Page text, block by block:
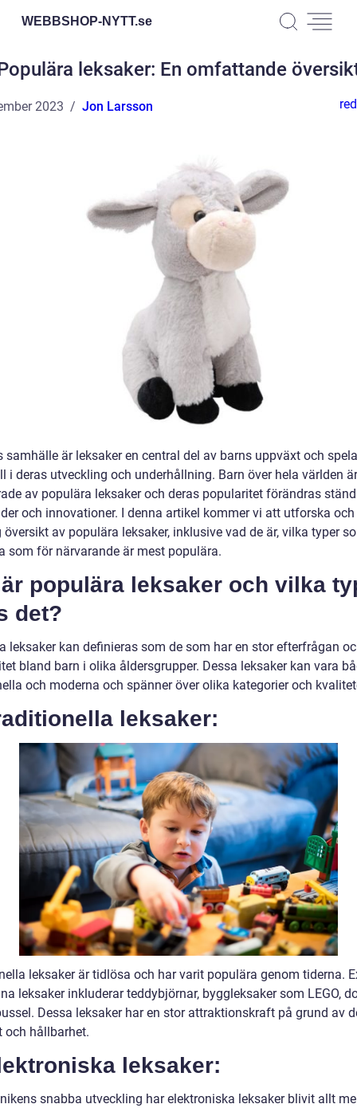
WEBBSHOP-NYTT.se
leksaker: En omfattande
2023 Jon Larsson
samhälle är leksaker en central del av barns uppväxt och
i deras utveckling och underhållning. Barn över hela världen är
av populära leksaker och deras popularitet förändras
och innovationer. I denna artikel kommer vi att utforska och
översikt av populära leksaker, inklusive vad de är, vilka typer
som för närvarande är mest populära.
populära leksaker och vilka
det?
leksaker kan definieras som de som har en stor efterfrågan
bland barn i olika åldersgrupper. Dessa leksaker kan vara
och moderna och spänner över olika kategorier och
leksaker:
leksaker är tidlösa och har varit populära genom tiderna.
leksaker inkluderar teddybjörnar, byggleksaker som LEGO,
Dessa leksaker har en stor attraktionskraft på grund av
och hållbarhet.
leksaker:
snabba utveckling har elektroniska leksaker blivit allt